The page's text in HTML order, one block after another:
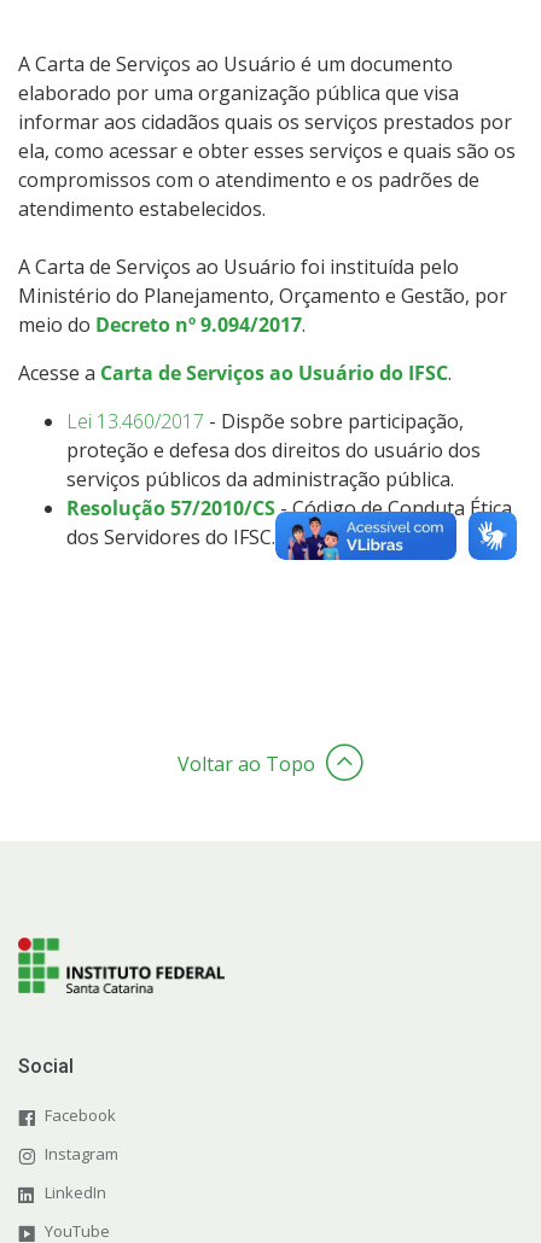
Recomendações
Carta de Serviços do IFSC
Capacitações
Perguntas Frequentes
A Carta de Serviços ao Usuário é um documento
elaborado por uma organização pública que visa
informar aos cidadãos quais os serviços prestados por
ela, como acessar e obter esses serviços e quais são os
compromissos com o atendimento e os padrões de
atendimento estabelecidos.
A Carta de Serviços ao Usuário foi instituída pelo
Ministério do Planejamento, Orçamento e Gestão, por
meio do Decreto nº 9.094/2017.
Acesse a Carta de Serviços ao Usuário do IFSC.
Lei 13.460/2017 - Dispõe sobre participação,
proteção e defesa dos direitos do usuário dos
serviços públicos da administração pública.
Resolução 57/2010/CS- Código de Conduta Ética
dos Servidores do IFSC.
Voltar ao Topo
Social
Facebook
Instagram
LinkedIn
YouTube